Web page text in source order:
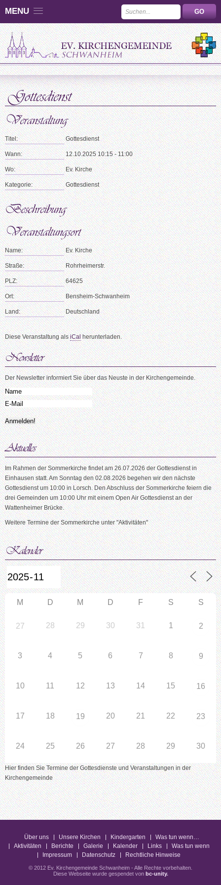
MENU
Titel: Gottesdienst
Wann: 12.10.2025 10:15 - 11:00
Wo: Ev. Kirche
Kategorie: Gottesdienst
Name: Ev. Kirche
Straße: Rohrheimerstr.
PLZ: 64625
Ort: Bensheim-Schwanheim
Land: Deutschland
Diese Veranstaltung alsiCalherunterladen.
Der Newsletter informiert Sie über das Neuste in der Kirchengemeinde.
Im Rahmen der Sommerkirche findet am 26.07.2026 der Gottesdienst in
Einhausen statt. Am Sonntag den 02.08.2026 begehen wir den nächste
Gottesdienst um 10:00 in Lorsch. Den Abschluss der Sommerkirche feiern die
drei Gemeinden um 10:00 Uhr mit einem Open Air Gottesdienst an der
Wattenheimer Brücke.
Weitere Termine der Sommerkirche unter "Aktivitäten"
M D M D F S S
27 28 29 30 31 1 2
3 4 5 6 7 8 9
10 11 12 13 14 15 16
17 18 19 20 21 22 23
24 25 26 27 28 29 30
Hier finden Sie Termine der Gottesdienste und Veranstaltungen in der
Kirchengemeinde
Über uns Unsere Kirchen Kindergarten
Was tun wenn…
Aktivitäten
Berichte Galerie Kalender Links
Was tun wenn
Impressum
Datenschutz Rechtliche Hinweise
© 2012 Ev. Kirchengemeinde Schwanheim - Alle Rechte vorbehalten.
Diese Webseite wurde gespendet von bc-unity.